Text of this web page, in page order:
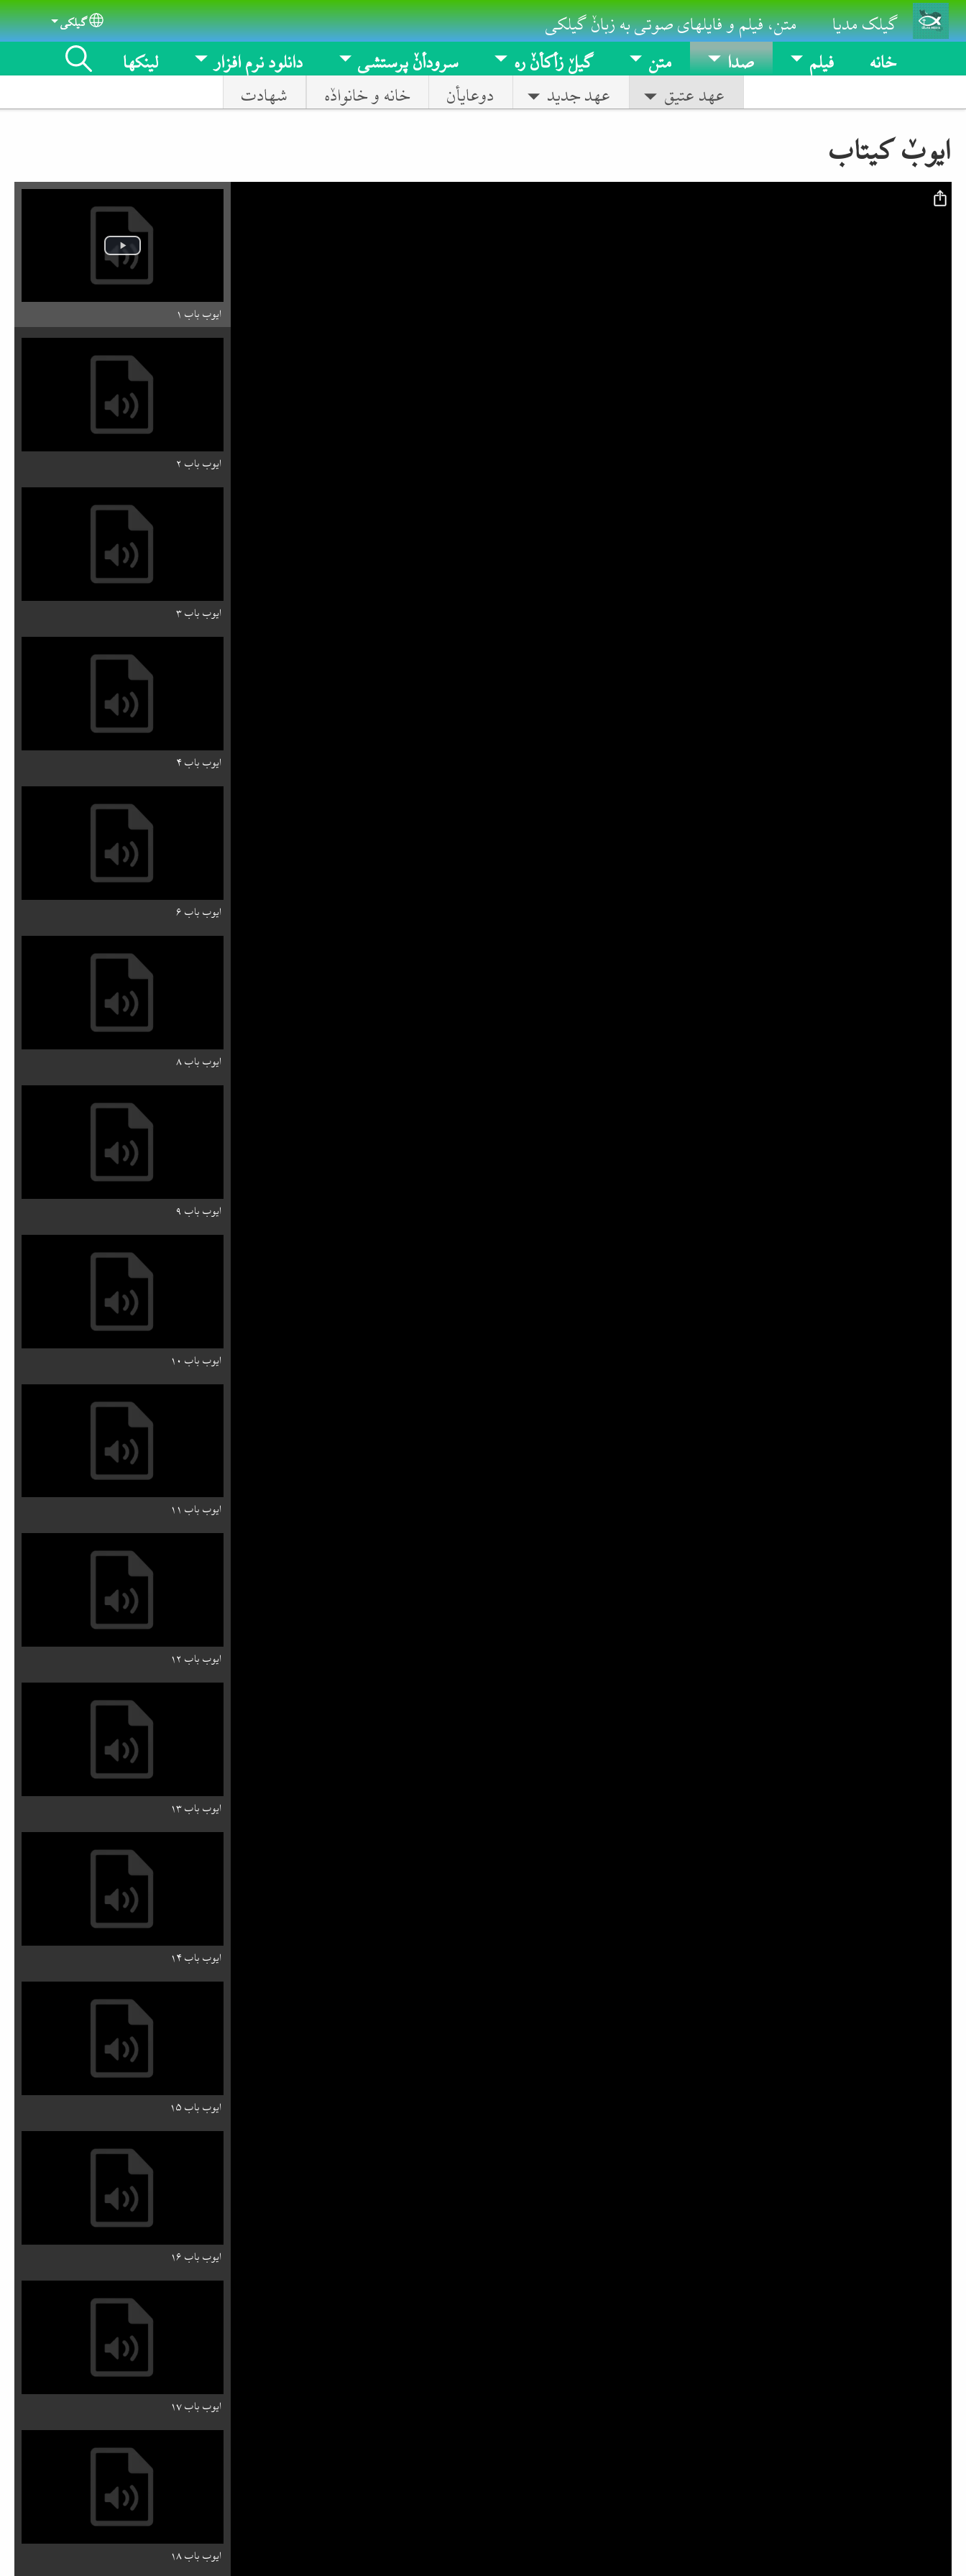
Skip to main content
گیلک مدیا متن، فیلم و فایلهای صوتی به زبانٚ گیلکی Select your language
گیلکی
خانه فیلم
صدا
عهد عتیق
عهد جدید دوعایأن خانه و خانوادٚه شهادت
متن گیلٚ زأکأنٚ ره سرودأنٚ پرستشی دانلود نرم افزار لینکها
ایوبٚ کیتاب
ایوب باب ۱
ایوب باب ۲
ایوب باب ۳
ایوب باب ۴
ایوب باب ۶
ایوب باب ۸
ایوب باب ۹
ایوب باب ۱۰
ایوب باب ۱۱
ایوب باب ۱۲
ایوب باب ۱۳
ایوب باب ۱۴
ایوب باب ۱۵
ایوب باب ۱۶
ایوب باب ۱۷
ایوب باب ۱۸